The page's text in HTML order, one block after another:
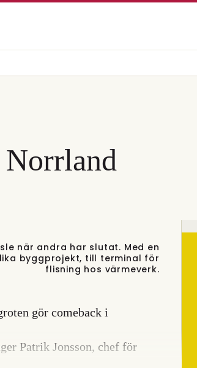
när andra har slutat. Med en
byggprojekt, till terminal för
flisning hos värmeverk.
gör comeback i
Patrik Jonsson, chef för